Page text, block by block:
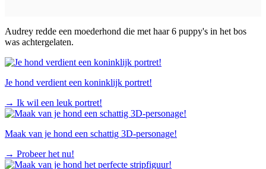
Audrey redde een moederhond die met haar 6 puppy's in het bos
was achtergelaten.
Je hond verdient een koninklijk portret!
→ Ik wil een leuk portret!
Maak van je hond een schattig 3D-personage!
→ Probeer het nu!